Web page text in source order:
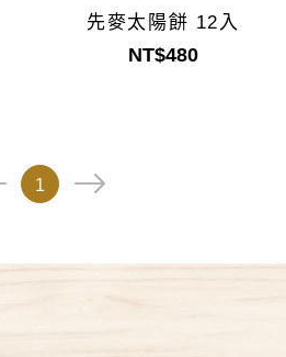
先麥太陽餅 12入
NT$480
1